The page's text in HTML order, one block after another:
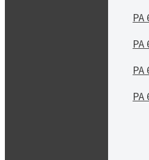
PA
PA
PA
PA